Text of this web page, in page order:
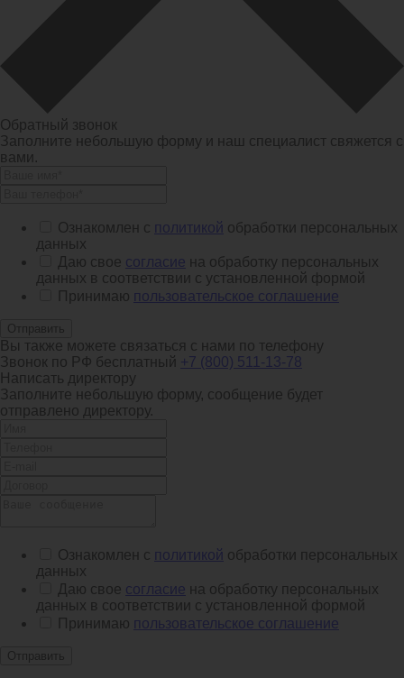
Обратный звонок
Заполните небольшую форму и наш специалист свяжется с
вами.
Ознакомлен с политикой обработки персональных
данных
Даю свое согласие на обработку персональных
данных в соответствии с установленной формой
Принимаю пользовательское соглашение
Отправить
Вы также можете связаться с нами по телефону
Звонок по РФ бесплатный +7 (800) 511-13-78
Написать директору
Заполните небольшую форму, сообщение будет
отправлено директору.
Ознакомлен с политикой обработки персональных
данных
Даю свое согласие на обработку персональных
данных в соответствии с установленной формой
Принимаю пользовательское соглашение
Отправить